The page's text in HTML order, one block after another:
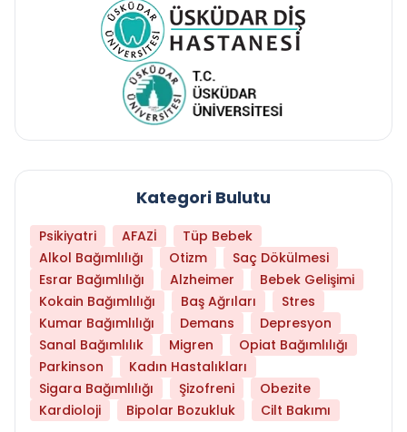
Kategori Bulutu
Psikiyatri AFAZİ
Tüp Bebek
Alkol Bağımlılığı
Otizm
Saç Dökülmesi
Esrar Bağımlılığı
Alzheimer
Bebek Gelişimi
Kokain Bağımlılığı
Baş Ağrıları
Stres
Kumar Bağımlılığı
Demans
Depresyon
Sanal Bağımlılık
Migren
Opiat Bağımlılığı
Parkinson
Kadın Hastalıkları
Sigara Bağımlılığı
Şizofreni
Obezite
Kardioloji
Bipolar Bozukluk Cilt Bakımı